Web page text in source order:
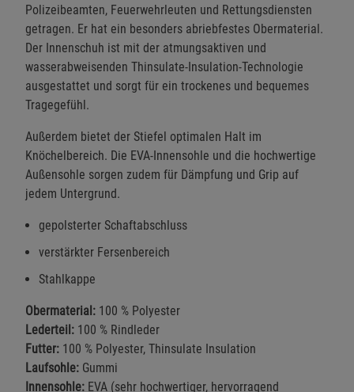
Polizeibeamten, Feuerwehrleuten und Rettungsdiensten
getragen. Er hat ein besonders abriebfestes Obermaterial.
Der Innenschuh ist mit der atmungsaktiven und
wasserabweisenden Thinsulate-Insulation-Technologie
ausgestattet und sorgt für ein trockenes und bequemes
Tragegefühl.
Außerdem bietet der Stiefel optimalen Halt im
Knöchelbereich. Die EVA-Innensohle und die hochwertige
Außensohle sorgen zudem für Dämpfung und Grip auf
jedem Untergrund.
gepolsterter Schaftabschluss
verstärkter Fersenbereich
Stahlkappe
Obermaterial: 100 % Polyester
Lederteil: 100 % Rindleder
Futter: 100 % Polyester, Thinsulate Insulation
Laufsohle: Gummi
Innensohle: EVA (sehr hochwertiger, hervorragend